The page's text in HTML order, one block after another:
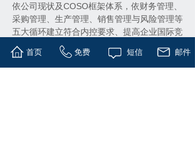
依公司现状及COSO框架体系，依财务管理、
采购管理、生产管理、销售管理与风险管理等
五大循环建立符合内控要求、提高企业国际竞
争力。
首页 免费 短信 邮件